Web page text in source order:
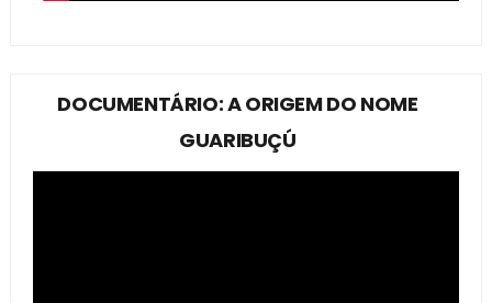
DOCUMENTÁRIO: A ORIGEM DO NOME
GUARIBUÇÚ